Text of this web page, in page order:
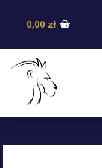
0,00 zł